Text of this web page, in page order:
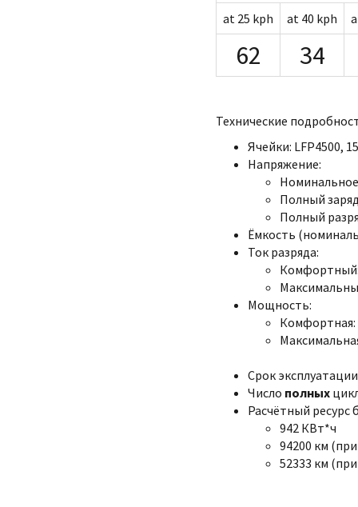
at 25 kph
at 40 kph
62 34
Технические
Ячейки: LFP4500,
Напряжение:
Полный
Полный
Ёмкость
Ток разряда:
Комфортный:
Мощность:
Комфортная:
Срок
Число полных
Расчётный ресурс
942 КВт*ч
94200 км
52333 км